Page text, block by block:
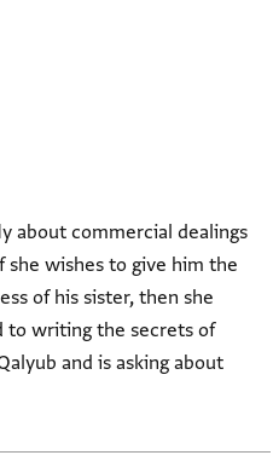
about commercial dealings
wishes to give him the
of his sister, then she
to writing the secrets of
and is asking about